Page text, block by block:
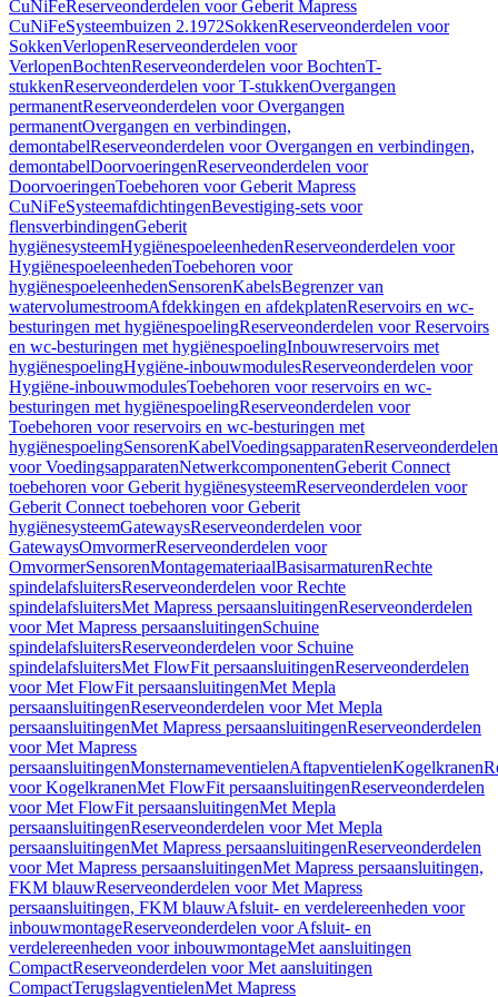
CuNiFeReserveonderdelen voor Geberit Mapress
CuNiFeSysteembuizen 2.1972SokkenReserveonderdelen voor
SokkenVerlopenReserveonderdelen voor
VerlopenBochtenReserveonderdelen voor BochtenT-
stukkenReserveonderdelen voor T-stukkenOvergangen
permanentReserveonderdelen voor Overgangen
permanentOvergangen en verbindingen,
demontabelReserveonderdelen voor Overgangen en verbindingen,
demontabelDoorvoeringenReserveonderdelen voor
DoorvoeringenToebehoren voor Geberit Mapress
CuNiFeSysteemafdichtingenBevestiging-sets voor
flensverbindingenGeberit
hygiënesysteemHygiënespoeleenhedenReserveonderdelen voor
HygiënespoeleenhedenToebehoren voor
hygiënespoeleenhedenSensorenKabelsBegrenzer van
watervolumestroomAfdekkingen en afdekplatenReservoirs en wc-
besturingen met hygiënespoelingReserveonderdelen voor Reservoirs
en wc-besturingen met hygiënespoelingInbouwreservoirs met
hygiënespoelingHygiëne-inbouwmodulesReserveonderdelen voor
Hygiëne-inbouwmodulesToebehoren voor reservoirs en wc-
besturingen met hygiënespoelingReserveonderdelen voor
Toebehoren voor reservoirs en wc-besturingen met
hygiënespoelingSensorenKabelVoedingsapparatenReserveonderdelen
voor VoedingsapparatenNetwerkcomponentenGeberit Connect
toebehoren voor Geberit hygiënesysteemReserveonderdelen voor
Geberit Connect toebehoren voor Geberit
hygiënesysteemGatewaysReserveonderdelen voor
GatewaysOmvormerReserveonderdelen voor
OmvormerSensorenMontagemateriaalBasisarmaturenRechte
spindelafsluitersReserveonderdelen voor Rechte
spindelafsluitersMet Mapress persaansluitingenReserveonderdelen
voor Met Mapress persaansluitingenSchuine
spindelafsluitersReserveonderdelen voor Schuine
spindelafsluitersMet FlowFit persaansluitingenReserveonderdelen
voor Met FlowFit persaansluitingenMet Mepla
persaansluitingenReserveonderdelen voor Met Mepla
persaansluitingenMet Mapress persaansluitingenReserveonderdelen
voor Met Mapress
persaansluitingenMonsternameventielenAftapventielenKogelkranen
voor KogelkranenMet FlowFit persaansluitingenReserveonderdelen
voor Met FlowFit persaansluitingenMet Mepla
persaansluitingenReserveonderdelen voor Met Mepla
persaansluitingenMet Mapress persaansluitingenReserveonderdelen
voor Met Mapress persaansluitingenMet Mapress persaansluitingen,
FKM blauwReserveonderdelen voor Met Mapress
persaansluitingen, FKM blauwAfsluit- en verdelereenheden voor
inbouwmontageReserveonderdelen voor Afsluit- en
verdelereenheden voor inbouwmontageMet aansluitingen
CompactReserveonderdelen voor Met aansluitingen
CompactTerugslagventielenMet Mapress